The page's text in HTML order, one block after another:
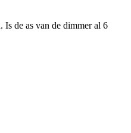
Is de as van de dimmer al 6